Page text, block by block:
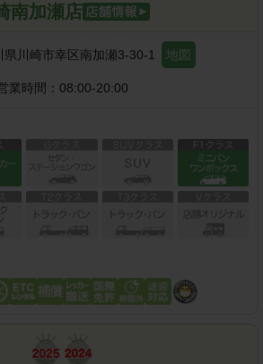
南加瀬店
県川崎市幸区南加瀬3-30-1 地図
業時間： 08:00-20:00